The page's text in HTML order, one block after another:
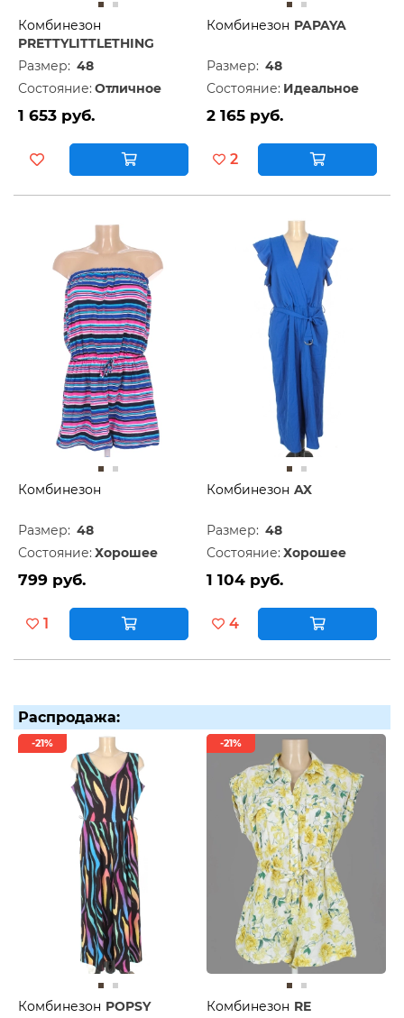
Комбинезон
PRETTYLITTLETHING
Размер: 48
Состояние: Отличное
1 653 руб.
Комбинезон PAPAYA
Размер: 48
Состояние: Идеальное
2 165 руб.
2
Комбинезон
Размер: 48
Состояние: Хорошее
799 руб.
1
Комбинезон AX
Размер: 48
Состояние: Хорошее
1 104 руб.
4
Распродажа:
-21%
Комбинезон POPSY
-21%
Комбинезон RE